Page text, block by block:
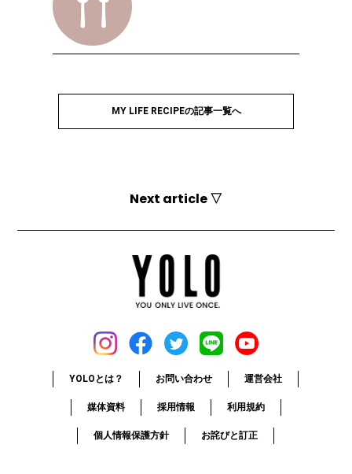
MY LIFE RECIPEの記事一覧へ
Next article ▽
YOLOとは？ お問い合わせ 運営会社
媒体資料 採用情報 利用規約
個人情報保護方針 お詫びと訂正